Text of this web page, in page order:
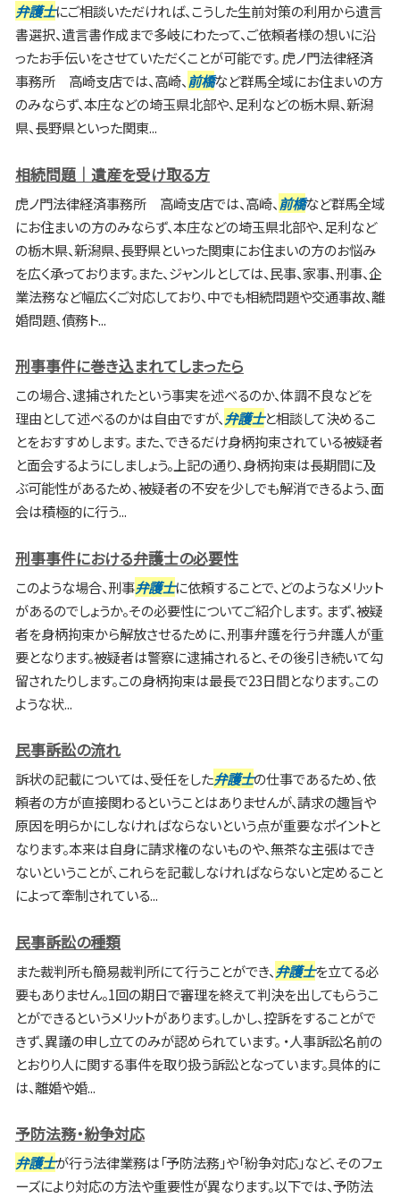
弁護士にご相談いただければ、こうした生前対策の利用から遺言
書選択、遺言書作成まで多岐にわたって、ご依頼者様の想いに沿
ったお手伝いをさせていただくことが可能です。 虎ノ門法律経済
事務所 高崎支店では、高崎、前橋など群馬全域にお住まいの方
のみならず、本庄などの埼玉県北部や、足利などの栃木県、新潟
県、長野県といった関東...
相続問題｜遺産を受け取る方
虎ノ門法律経済事務所 高崎支店では、高崎、 前橋など群馬全域
にお住まいの方のみならず、本庄などの埼玉県北部や、足利など
の栃木県、新潟県、長野県といった関東にお住まいの方のお悩み
を広く承っております。また、ジャンルとしては、民事、家事、刑事、企
業法務など幅広くご対応しており、中でも相続問題や交通事故、離
婚問題、債務ト...
刑事事件に巻き込まれてしまったら
この場合、逮捕されたという事実を述べるのか、体調不良などを
理由として述べるのかは自由ですが、弁護士と相談して決めるこ
とをおすすめします。 また、できるだけ身柄拘束されている被疑者
と面会するようにしましょう。上記の通り、身柄拘束は長期間に及
ぶ可能性があるため、被疑者の不安を少しでも解消できるよう、面
会は積極的に行う...
刑事事件における弁護士の必要性
このような場合、刑事弁護士に依頼することで、どのようなメリット
があるのでしょうか。その必要性についてご紹介します。 まず、被疑
者を身柄拘束から解放させるために、刑事弁護を行う弁護人が重
要となります。被疑者は警察に逮捕されると、その後引き続いて勾
留されたりします。この身柄拘束は最長で23日間となります。この
ような状...
民事訴訟の流れ
訴状の記載については、受任をした弁護士の仕事であるため、依
頼者の方が直接関わるということはありませんが、請求の趣旨や
原因を明らかにしなければならないという点が重要なポイントと
なります。本来は自身に請求権のないものや、無茶な主張はでき
ないということが、これらを記載しなければならないと定めること
によって牽制されている...
民事訴訟の種類
また裁判所も簡易裁判所にて行うことができ、 弁護士を立てる必
要もありません。1回の期日で審理を終えて判決を出してもらうこ
とができるというメリットがあります。しかし、控訴をすることがで
きず、異議の申し立てのみが認められています。 ・人事訴訟名前の
とおりり人に関する事件を取り扱う訴訟となっています。具体的に
は、離婚や婚...
予防法務・紛争対応
弁護士が行う法律業務は「予防法務」や「紛争対応」など、そのフェ
ーズにより対応の方法や重要性が異なります。以下では、予防法